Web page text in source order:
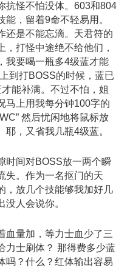
抗怪不怕没体。603和804
，留着9命不轻易用。
还是不能忘滴。天君符的
打怪中途绝不给他们，
我要喝一瓶多4级蓝才能
到打BOSS的时候，蓝已
能补满。不过不怕，姐
马上用我每分钟100字的
然后忧闲地将鼠标放
，又省我几瓶4级蓝。
间对BOSS放一两个瞬
失。作为一名抠门的天
，放几个技能够我加好几
人会说你。
量加，等力士血少了三
力士刷体？ 那得费多少蓝
吗？什么？红体输出容易